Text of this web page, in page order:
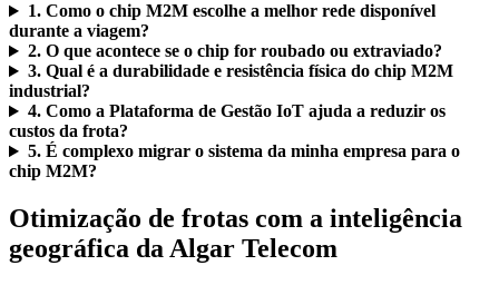
1. Como o chip M2M escolhe a melhor rede disponível
durante a viagem?
2. O que acontece se o chip for roubado ou extraviado?
3. Qual é a durabilidade e resistência física do chip M2M
industrial?
4. Como a Plataforma de Gestão IoT ajuda a reduzir os
custos da frota?
5. É complexo migrar o sistema da minha empresa para o
chip M2M?
Otimização de frotas com a inteligência
geográfica da Algar Telecom